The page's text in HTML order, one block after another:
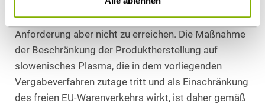
nennenswerte Ermutigung der slowenischen
Bevölkerung zu Blutspenden ist durch diese
Anforderung aber nicht zu erreichen. Die Maßnahme
der Beschränkung der Produktherstellung auf
slowenisches Plasma, die in dem vorliegenden
Vergabeverfahren zutage tritt und als Einschränkung
des freien EU-Warenverkehrs wirkt, ist daher gemäß